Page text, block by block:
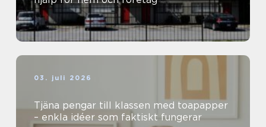
03. juli 2026
Tjäna pengar till klassen med toapapper
– enkla idéer som faktiskt fungerar